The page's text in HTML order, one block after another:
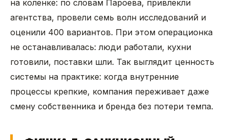
на коленке: по словам Пароева, привлекли
агентства, провели семь волн исследований и
оценили 400 вариантов. При этом операционка
не останавливалась: люди работали, кухни
готовили, поставки шли. Так выглядит ценность
системы на практике: когда внутренние
процессы крепкие, компания переживает даже
смену собственника и бренда без потери темпа.